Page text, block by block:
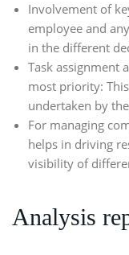
Involvement of
employee and
in the different
Task assignment
most priority:
undertaken by
For managing
helps in driving
visibility of
Analysis